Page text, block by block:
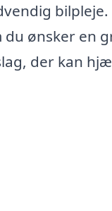
ønsker en
der kan